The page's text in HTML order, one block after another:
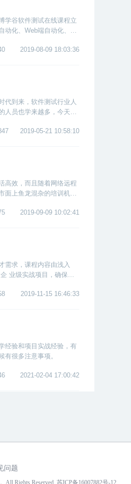
学谷软件测试在线课程立
动化、Web端自动化、移
2019-08-09 18:03:36
代到来，软件测试行业人
人员也学来越多，今天博
2019-05-21 10:58:10
高效，而且随着网络远程
面上鱼龙混杂的培训机
2019-09-09 10:02:41
需求，课程内容由浅入
业级实战项目，确保学
2019-11-15 16:46:33
经验和项目实战经验，有
很多注意事项。
2021-02-04 17:00:42
问题
All Rights Reserved 苏ICP备16007882号-12